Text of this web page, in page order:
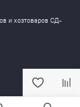
и хозтоваров СД-